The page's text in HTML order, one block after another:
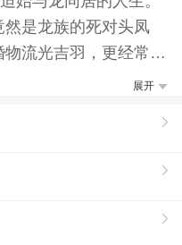
是龙族的死对头凤
流光吉羽，更经常与
可忍的恋恋举起了平
，恋恋欲哭无泪。
年巨献，年度*人气
展开